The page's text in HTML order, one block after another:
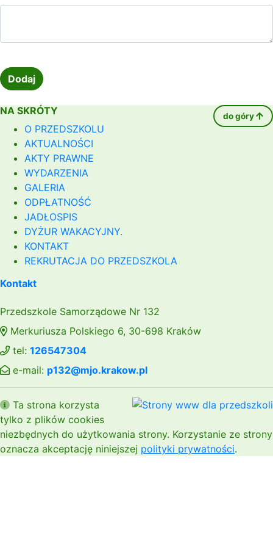
NA SKRÓTY do góry
O PRZEDSZKOLU
AKTUALNOŚCI
AKTY PRAWNE
WYDARZENIA
GALERIA
ODPŁATNOŚĆ
JADŁOSPIS
DYŻUR WAKACYJNY.
KONTAKT
REKRUTACJA DO PRZEDSZKOLA
Kontakt
Przedszkole Samorządowe Nr 132
Merkuriusza Polskiego 6, 30-698 Kraków
tel: 126547304
e-mail: p132@mjo.krakow.pl
Ta strona korzysta
tylko z plików cookies
niezbędnych do użytkowania strony. Korzystanie ze strony
oznacza akceptację niniejszej polityki prywatności.